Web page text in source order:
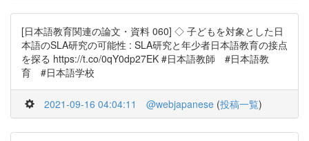
[日本語教育関連の論文・資料 060] ◇ 子どもを対象とした日
本語のSLA研究の可能性 : SLA研究と年少者日本語教育の接点
を探る https://t.co/0qY0dp27EK #日本語教師 #日本語教
育 #日本語学校
2021-09-16 04:04:11 @webjapanese (投稿一覧)